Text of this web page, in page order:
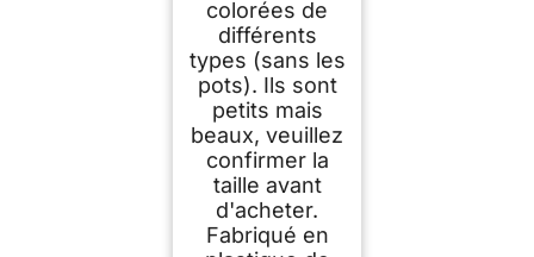
colorées de
différents
types (sans les
pots). Ils sont
petits mais
beaux, veuillez
confirmer la
taille avant
d'acheter.
Fabriqué en